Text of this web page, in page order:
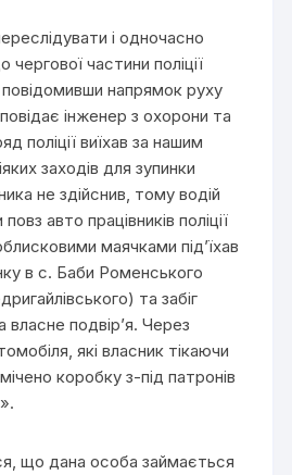
і одночасно
частини поліції
напрямок руху
інженер з охорони та
поліції виїхав за нашим
заходів для зупинки
не здійснив, тому водій
авто працівників поліції
маячками під’їхав
в с. Баби Роменського
та забіг
власне подвір’я. Через
які власник тікаючи
коробку з-під патронів
що дана особа займається